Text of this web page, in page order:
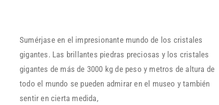
Sumérjase en el impresionante mundo de los cristales
gigantes. Las brillantes piedras preciosas y los cristales
gigantes de más de 3000 kg de peso y metros de altura de
todo el mundo se pueden admirar en el museo y también
sentir en cierta medida,